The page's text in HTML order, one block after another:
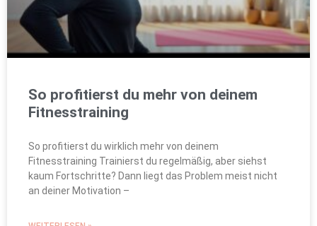
So profitierst du mehr von deinem
Fitnesstraining
So profitierst du wirklich mehr von deinem
Fitnesstraining Trainierst du regelmäßig, aber siehst
kaum Fortschritte? Dann liegt das Problem meist nicht
an deiner Motivation –